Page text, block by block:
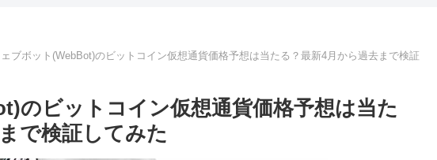
ブボット(WebBot)のビットコイン仮想通貨価格予想は当たる？最新4月から過去まで検証
のビットコイン仮想通貨価格予想は当た
で検証してみた